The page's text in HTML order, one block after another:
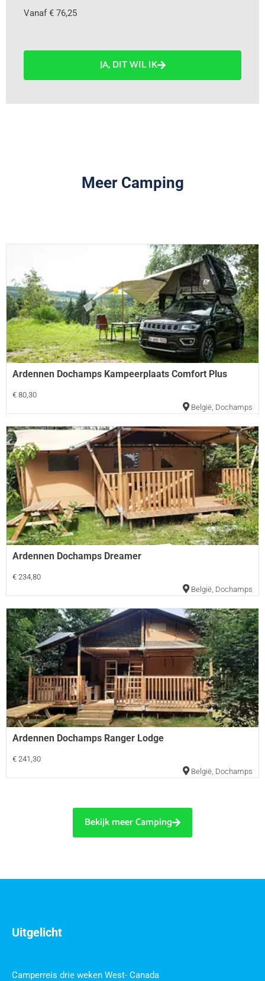
Vanaf € 76,25
JA, DIT WIL IK
Meer Camping
Ardennen Dochamps Kampeerplaats Comfort Plus
€ 80,30
België Dochamps
Ardennen Dochamps Dreamer
€ 234,80
België Dochamps
Ardennen Dochamps Ranger Lodge
€ 241,30
België Dochamps
Bekijk meer Camping
Uitgelicht
Camperreis drie weken West- Canada